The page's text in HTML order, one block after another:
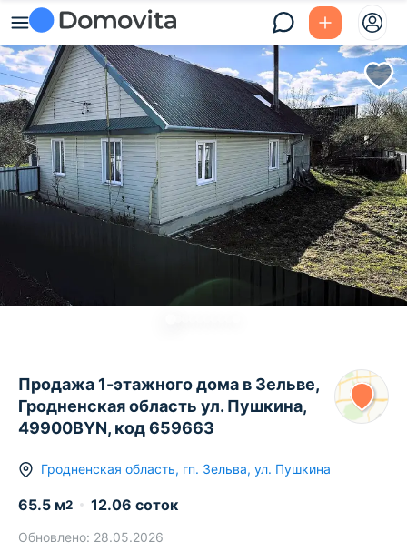
Продажа 1-этажного дома в Зельве,
Гродненская область ул. Пушкина,
49900BYN, код 659663
Гродненская область, гп. Зельва, ул. Пушкина
65.5 м2 12.06 соток
Обновлено: 28.05.2026